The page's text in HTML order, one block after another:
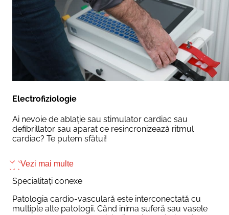
Electrofiziologie
Ai nevoie de ablație sau stimulator cardiac sau
defibrillator sau aparat ce resincronizează ritmul
cardiac? Te putem sfătui!
Vezi mai multe
Specialitați conexe
Patologia cardio-vasculară este interconectată cu
multiple alte patologii. Când inima suferă sau vasele